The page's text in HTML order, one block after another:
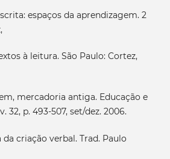
espaços da aprendizagem. 2
à leitura. São Paulo: Cortez,
mercadoria antiga. Educação e
32, p. 493-507, set/dez. 2006.
da criação verbal. Trad. Paulo